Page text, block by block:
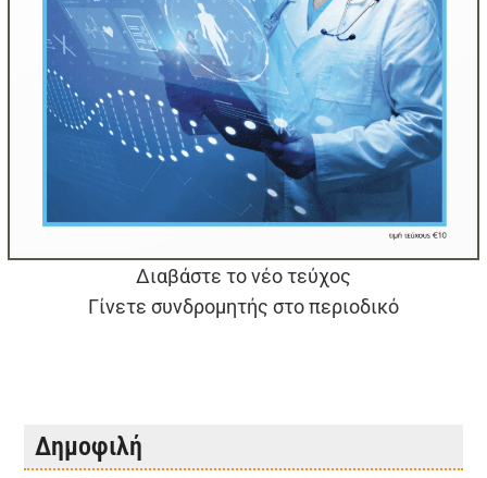
Διαβάστε το νέο τεύχος
Γίνετε συνδρομητής στο περιοδικό
Δημοφιλή